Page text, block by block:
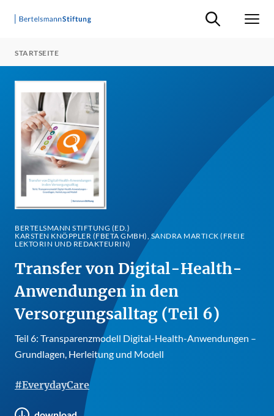
Suche ein-/
STARTSEITE
BERTELSMANN STIFTUNG (ED.)
KARSTEN KNÖPPLER (FBETA GMBH), SANDRA MARTICK (FREIE
LEKTORIN UND REDAKTEURIN)
Transfer von Digital-Health-
Anwendungen in den
Versorgungsalltag (Teil 6)
Teil 6: Transparenzmodell Digital-Health-Anwendungen –
Grundlagen, Herleitung und Modell
#EverydayCare